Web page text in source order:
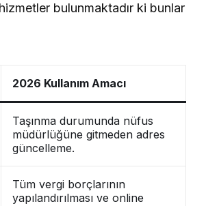
bulunmaktadır ki bunlar
2026 Kullanım Amacı
Taşınma durumunda nüfus
müdürlüğüne gitmeden adres
güncelleme.
Tüm vergi borçlarının
yapılandırılması ve online